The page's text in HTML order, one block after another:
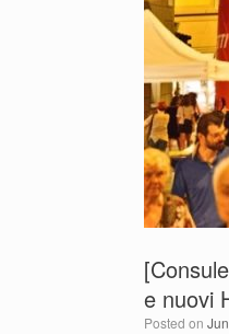
e nuovi
Posted on